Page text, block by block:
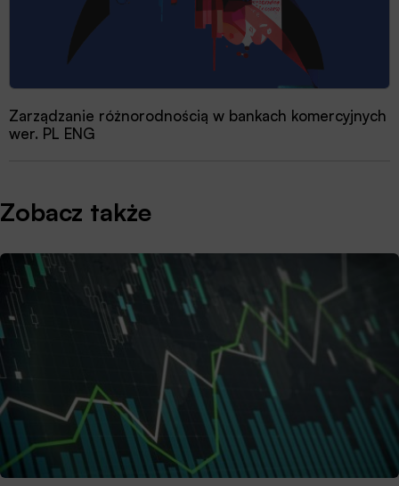
Zarządzanie różnorodnością w bankach komercyjnych
wer. PL ENG
Zobacz także